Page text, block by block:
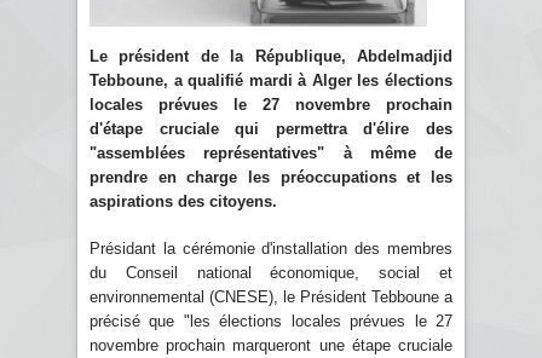
Le président de la République, Abdelmadjid
Tebboune, a qualifié mardi à Alger les élections
locales prévues le 27 novembre prochain
d'étape cruciale qui permettra d'élire des
"assemblées représentatives" à même de
prendre en charge les préoccupations et les
aspirations des citoyens.
Présidant la cérémonie d'installation des membres
du Conseil national économique, social et
environnemental (CNESE), le Président Tebboune a
précisé que "les élections locales prévues le 27
novembre prochain marqueront une étape cruciale